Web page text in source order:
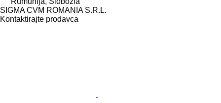
SIGMA CVM ROMANIA S.R.L.
Kontaktirajte prodavca